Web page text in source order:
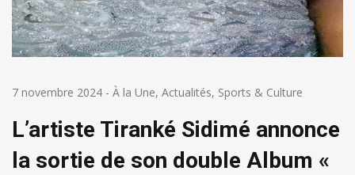
7 novembre 2024 - À la Une, Actualités, Sports & Culture
L’artiste Tiranké Sidimé annonce
la sortie de son double Album «